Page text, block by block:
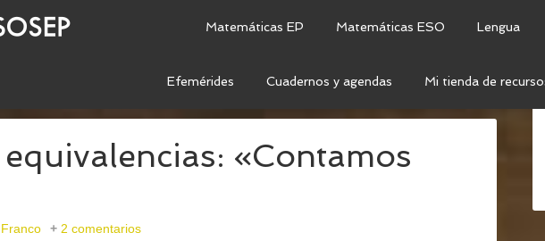
Matemáticas EP Matemáticas ESO Lengua
Efemérides Cuadernos y agendas Mi tienda de
«Contamos
2 comentarios